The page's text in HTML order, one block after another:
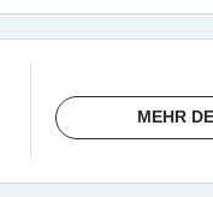
MEHR